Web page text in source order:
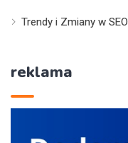
Trendy i Zmiany w SEO
reklama